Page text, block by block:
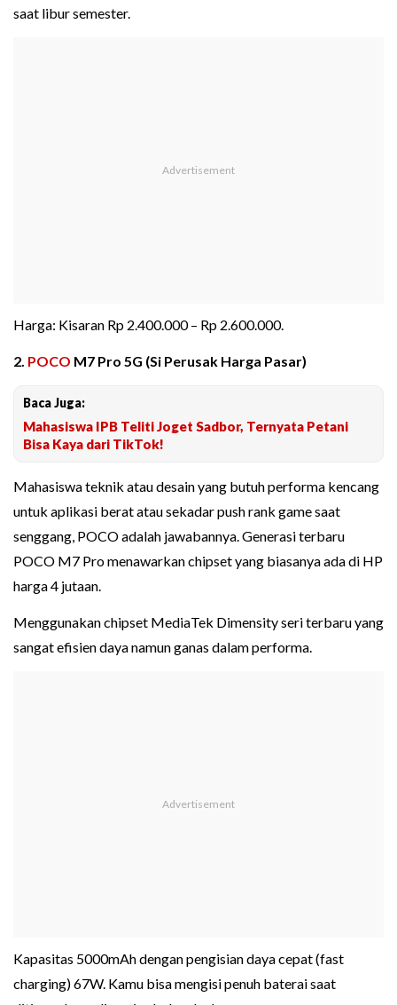
saat libur semester.
Harga: Kisaran Rp 2.400.000 – Rp 2.600.000.
2. POCO M7 Pro 5G (Si Perusak Harga Pasar)
Baca Juga:
Mahasiswa IPB Teliti Joget Sadbor, Ternyata Petani
Bisa Kaya dari TikTok!
Mahasiswa teknik atau desain yang butuh performa kencang
untuk aplikasi berat atau sekadar push rank game saat
senggang, POCO adalah jawabannya. Generasi terbaru
POCO M7 Pro menawarkan chipset yang biasanya ada di HP
harga 4 jutaan.
Menggunakan chipset MediaTek Dimensity seri terbaru yang
sangat efisien daya namun ganas dalam performa.
Kapasitas 5000mAh dengan pengisian daya cepat (fast
charging) 67W. Kamu bisa mengisi penuh baterai saat